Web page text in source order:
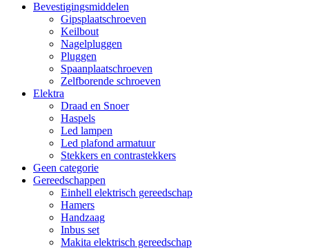
Bevestigingsmiddelen
Gipsplaatschroeven
Keilbout
Nagelpluggen
Pluggen
Spaanplaatschroeven
Zelfborende schroeven
Elektra
Draad en Snoer
Haspels
Led lampen
Led plafond armatuur
Stekkers en contrastekkers
Geen categorie
Gereedschappen
Einhell elektrisch gereedschap
Hamers
Handzaag
Inbus set
Makita elektrisch gereedschap